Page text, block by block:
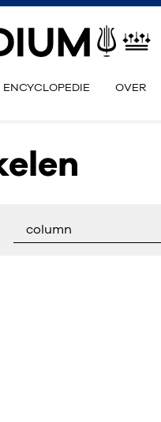
ENCYCLOPEDIE OVER
column